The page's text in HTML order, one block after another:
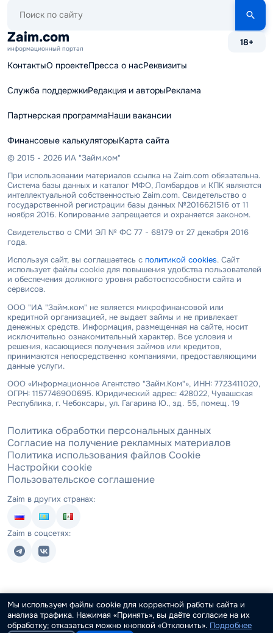
сайту
Zaim.com
информационный портал
18+
КонтактыО проектеПресса о насРеквизиты
Служба поддержкиРедакция и авторыРеклама
Партнерская программаНаши вакансии
Финансовые калькуляторыКарта сайта
© 2015 - 2026 ИА "Займ.ком"
При использовании материалов ссылка на Zaim.com обязательна.
Система базы данных и каталог МФО, Ломбардов и КПК являются
интеллектуальной собственностью Zaim.com. Свидетельство о
государственной регистрации базы данных №2016621516 от 11
ноября 2016. Копирование запрещается и охраняется законом.
Свидетельство о СМИ ЭЛ № ФС 77 - 68179 от 27 декабря 2016
года.
Используя сайт, вы соглашаетесь с политикой cookies. Сайт
использует файлы cookie для повышения удобства пользователей
и обеспечения должного уровня работоспособности сайта и
сервисов.
ООО "ИА "Займ.ком" не является микрофинансовой или
кредитной организацией, не выдает займы и не привлекает
денежных средств. Информация, размещенная на сайте, носит
исключительно ознакомительный характер. Все условия и
решения, касающиеся получения займов или кредитов,
принимаются непосредственно компаниями, предоставляющими
данные услуги.
ООО «Информационное Агентство "Займ.Ком"», ИНН: 7723411020,
ОГРН: 1157746900695. Юридический адрес: 428022, Чувашская
Республика, г. Чебоксары, ул. Гагарина Ю., зд. 55, помещ. 19
Политика обработки персональных данных
Согласие на получение рекламных материалов
Политика использования файлов Cookie
Настройки cookie
Пользовательское соглашение
Zaim в других странах:
Zaim в соцсетях:
Мы используем файлы cookie для корректной работы сайта и
анализа трафика. Нажимая «Принять», вы даёте согласие на их
обработку; отказаться можно кнопкой «Отклонить». Подробнее